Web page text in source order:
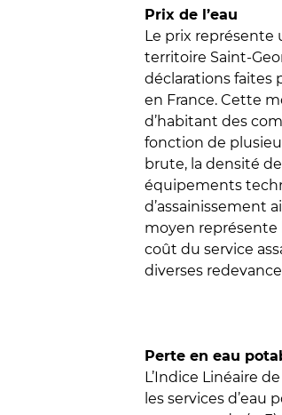
Prix de l’eau
Le prix représente
territoire Saint-
déclarations faites
en France. Cette
d’habitant des
fonction de
brute, la densité
équipements
d’assainissement
moyen représente
coût du service
diverses
Perte en eau
L’Indice Linéaire
les services d’eau